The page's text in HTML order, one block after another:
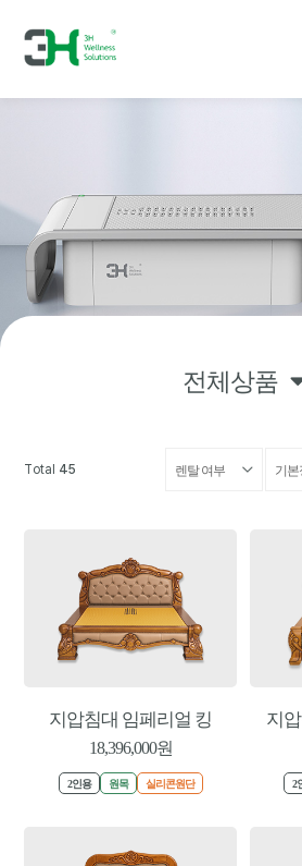
전체상품
Total 45
지압침대 임페리얼 킹
18,396,000원
2인용 원목 실리콘원단
지
2